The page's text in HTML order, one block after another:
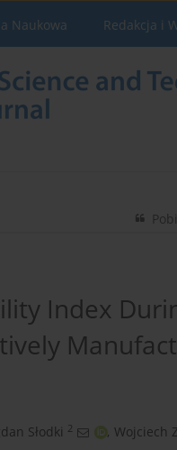
Naukowa Redakcja i
Index
Słodki 2 , Wojciech